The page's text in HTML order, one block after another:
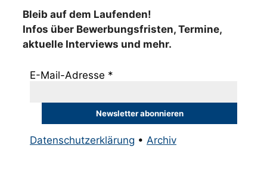
Bleib auf dem Laufenden!
Infos über Bewerbungsfristen, Termine,
aktuelle Interviews und mehr.
E-Mail-Adresse *
Datenschutzerklärung • Archiv